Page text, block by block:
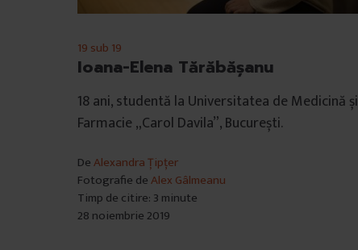
19 sub 19
Ioana-Elena Tărăbășanu
18 ani, studentă la Universitatea de Medicină și
Farmacie „Carol Davila”, București.
DeAlexandra Țipțer
Fotografie deAlex Gâlmeanu
Timp de citire: 3 minute
28 noiembrie 2019